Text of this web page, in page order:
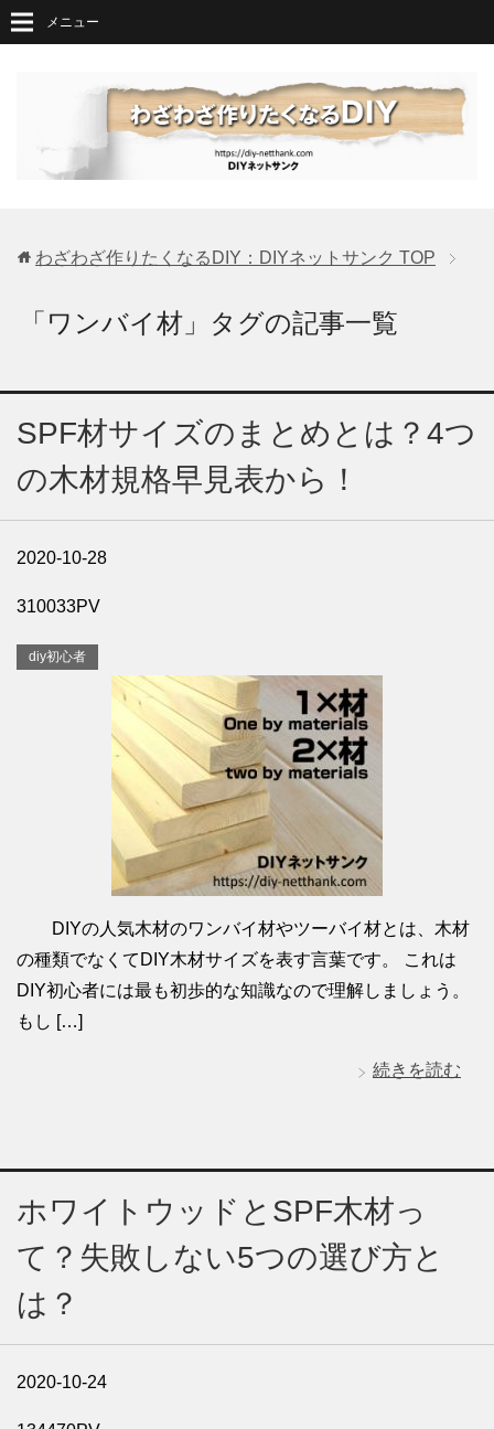
メニュー
わざわざ作りたくなるDIY：DIYネットサンク TOP
「ワンバイ材」タグの記事一覧
SPF材サイズのまとめとは？4つ
の木材規格早見表から！
2020-10-28
310033PV
diy初心者
DIYの人気木材のワンバイ材やツーバイ材とは、木材
の種類でなくてDIY木材サイズを表す言葉です。 これは
DIY初心者には最も初歩的な知識なので理解しましょう。
もし […]
続きを読む
ホワイトウッドとSPF木材っ
て？失敗しない5つの選び方と
は？
2020-10-24